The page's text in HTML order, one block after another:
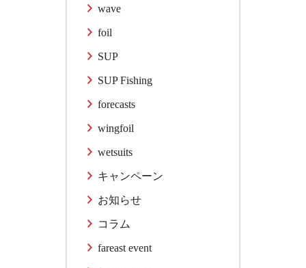
wave
foil
SUP
SUP Fishing
forecasts
wingfoil
wetsuits
キャンペーン
お知らせ
コラム
fareast event